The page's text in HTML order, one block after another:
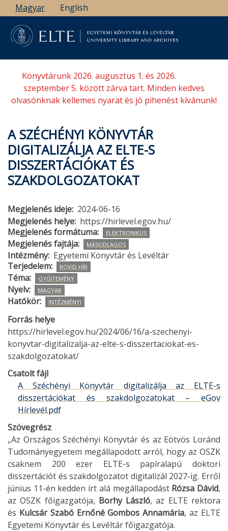
Ugrás
a
tartalomra
Magyar English
Könyvtárunk 2026. augusztus 1. és 2026.
szeptember 5. között zárva tart. Minden kedves
olvasónknak kellemes nyarat és jó pihenést kívánunk!
A SZÉCHÉNYI KÖNYVTÁR
DIGITALIZÁLJA AZ ELTE-S
DISSZERTÁCIÓKAT ÉS
SZAKDOLGOZATOKAT
Megjelenés ideje 2024-06-16
Megjelenés helye https://hirlevel.egov.hu/
Megjelenés formátuma
ELEKTRONIKUS
Megjelenés fajtája MÁSODLAGOS
Intézmény Egyetemi Könyvtár és Levéltár
Terjedelem
RÖVID HÍR
Téma GYŰJTEMÉNY
Nyelv MAGYAR
Hatókör INTÉZMÉNYI
Forrás helye
https://hirlevel.egov.hu/2024/06/16/a-szechenyi-
konyvtar-digitalizalja-az-elte-s-disszertaciokat-es-
szakdolgozatokat/
Csatolt fájl
A Széchényi Könyvtár digitalizálja az ELTE-s
disszertációkat és szakdolgozatokat – eGov
Hírlevél.pdf
Szövegrész
„Az Országos Széchényi Könyvtár és az Eötvös Loránd
Tudományegyetem megállapodott arról, hogy az OSZK
csaknem 200 ezer ELTE-s papíralapú doktori
disszertációt és szakdolgozatot digitalizál 2027-ig. Erről
június 11-én kedden írt alá megállapodást Rózsa Dávid,
az OSZK főigazgatója, Borhy László, az ELTE rektora
és Kulcsár Szabó Ernőné Gombos Annamária, az ELTE
Egyetemi Könyvtár és Levéltár főigazgatója.